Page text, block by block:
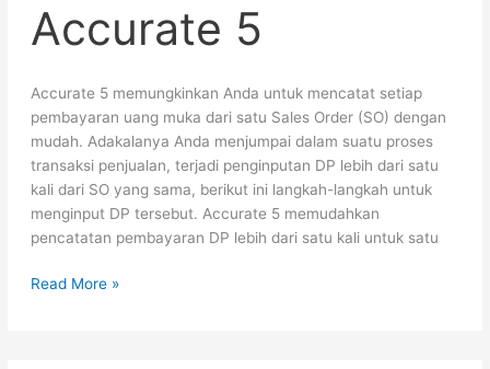
Accurate 5
Accurate 5 memungkinkan Anda untuk mencatat setiap
pembayaran uang muka dari satu Sales Order (SO) dengan
mudah. Adakalanya Anda menjumpai dalam suatu proses
transaksi penjualan, terjadi penginputan DP lebih dari satu
kali dari SO yang sama, berikut ini langkah-langkah untuk
menginput DP tersebut. Accurate 5 memudahkan
pencatatan pembayaran DP lebih dari satu kali untuk satu
Sama
–
5
Read More »